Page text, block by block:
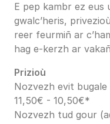
E pep kambr ez
gwalc’heris,
reer feurmiñ ar
hag e-kerzh ar
Prizioù
Nozvezh evit
11,50€ - 10,50€*
Nozvezh tud gour